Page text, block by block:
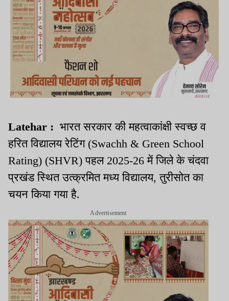
Latehar : भारत सरकार की महत्वाकांक्षी स्वच्छ व
हरित विद्यालय रेटिंग (Swachh & Green School
Rating) (SHVR) पहल 2025-26 में जिले के चंदवा
प्रखंड स्थित उत्क्रमित मध्य विद्यालय, तुरीसोत का
चयन किया गया है.
Advertisement